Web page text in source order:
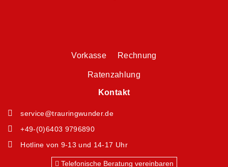
Vorkasse Rechnung
Ratenzahlung
Kontakt
service@trauringwunder.de
+49-(0)6403 9796890
Hotline von 9-13 und 14-17 Uhr
Telefonische Beratung vereinbaren